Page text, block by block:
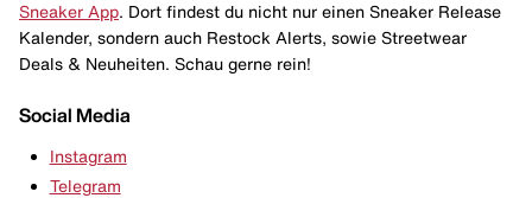
Sneaker App . Dort findest du nicht nur einen Sneaker Release
Kalender, sondern auch Restock Alerts, sowie Streetwear
Deals & Neuheiten. Schau gerne rein!
Social Media
Instagram
Telegram